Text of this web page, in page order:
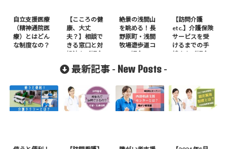
自立支援医療
（精神通院医
療）とはどん
な制度なの？
【こころの健
康、大丈
夫？】相談で
きる窓口と対
処法をご紹介
絶景の浅間山
を眺める！長
野原町・浅間
牧場遊歩道コ
ース紹介
【訪問介護
etc.】介護保険
サービスを受
けるまでの手
続きをご紹介
最新記事 - New Posts -